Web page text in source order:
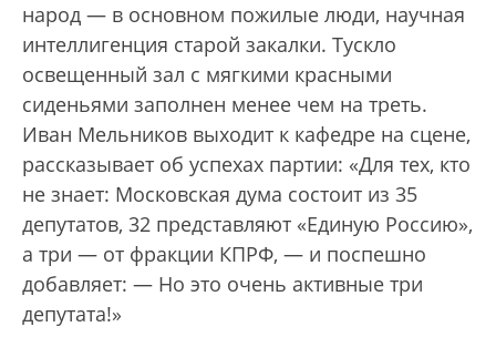
народ — в основном пожилые люди, научная
интеллигенция старой закалки. Тускло
освещенный зал с мягкими красными
сиденьями заполнен менее чем на треть.
Иван Мельников выходит к кафедре на сцене,
рассказывает об успехах партии: «Для тех, кто
не знает: Московская дума состоит из 35
депутатов, 32 представляют «Единую Россию»,
а три — от фракции КПРФ, — и поспешно
добавляет: — Но это очень активные три
депутата!»